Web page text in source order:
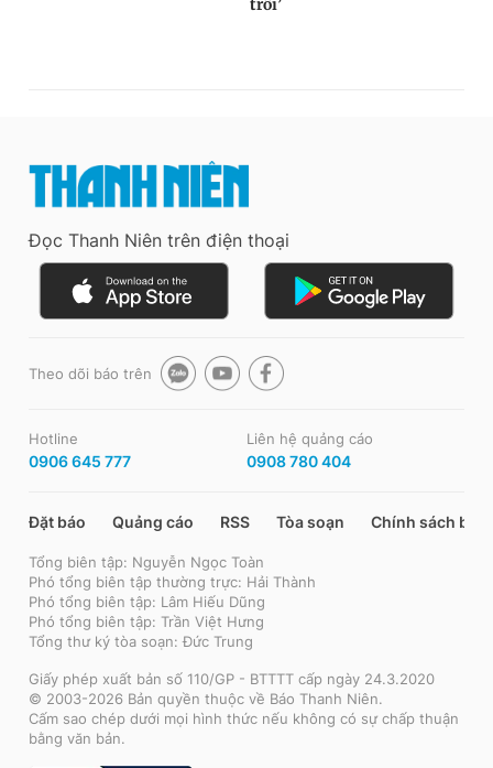
Đọc Thanh Niên trên điện thoại
Theo dõi báo trên
Hotline
0906 645 777
Liên hệ quảng cáo
0908 780 404
Đặt báo Quảng cáo RSS Tòa soạn Chính sách bảo
Tổng biên tập: Nguyễn Ngọc Toàn
Phó tổng biên tập thường trực: Hải Thành
Phó tổng biên tập: Lâm Hiếu Dũng
Phó tổng biên tập: Trần Việt Hưng
Tổng thư ký tòa soạn: Đức Trung
Giấy phép xuất bản số 110/GP - BTTTT cấp ngày 24.3.2020
© 2003-2026 Bản quyền thuộc về Báo Thanh Niên.
Cấm sao chép dưới mọi hình thức nếu không có sự chấp thuận
bằng văn bản.